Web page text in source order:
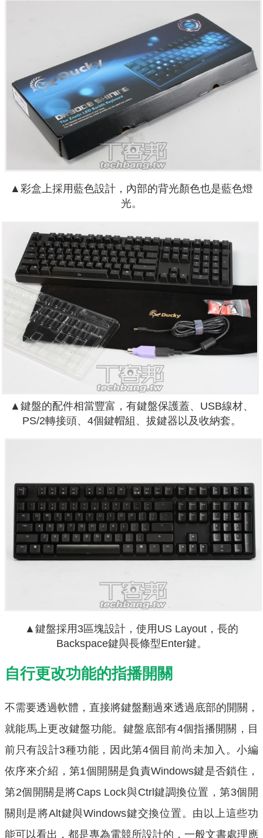
▲彩盒上採用藍色設計，內部的背光顏色也是藍色燈
光。
▲鍵盤的配件相當豐富，有鍵盤保護蓋、USB線材、
PS/2轉接頭、4個鍵帽組、拔鍵器以及收納套。
▲鍵盤採用3區塊設計，使用US Layout，長的
Backspace鍵與長條型Enter鍵。
自行更改功能的指播開關
不需要透過軟體，直接將鍵盤翻過來透過底部的開關，
就能馬上更改鍵盤功能。鍵盤底部有4個指播開關，目
前只有設計3種功能，因此第4個目前尚未加入。小編
依序來介紹，第1個開關是負責Windows鍵是否鎖住，
第2個開關是將Caps Lock與Ctrl鍵調換位置，第3個開
關則是將Alt鍵與Windows鍵交換位置。由以上這些功
能可以看出，都是專為電競所設計的，一般文書處理應